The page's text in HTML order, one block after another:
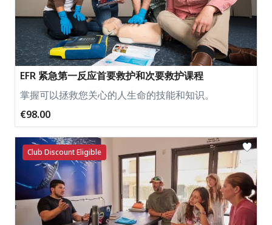
EFR 紧急第一反应首要救护和次要救护课程
掌握可以拯救您关心的人生命的技能和知识。
€98.00
Club Discount Eligible